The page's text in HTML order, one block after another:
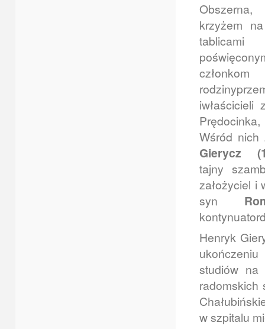
krzyżem
członkom
iwłaścicieli
Wśród
Gierycz
tajny
założyciel i
syn
Henryk
studiów na
radomskich
w szpitalu